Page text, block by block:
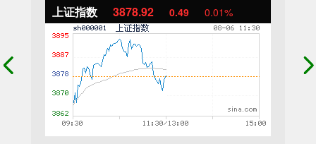
上证指数 3878.92 0.49 0.01%